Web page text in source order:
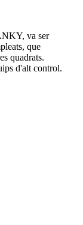
va ser
que
quadrats.
d'alt control.